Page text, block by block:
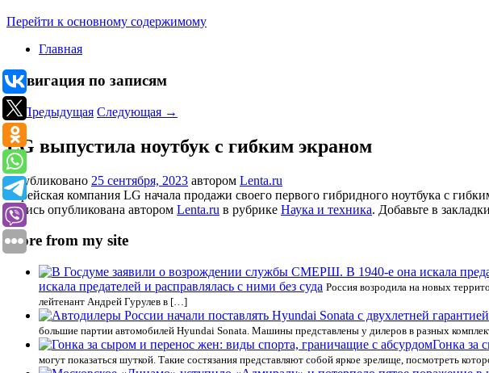
Перейти к основному содержимому
Главная
Навигация по записям
←Предыдущая Следующая →
LG выпустила ноутбук с гибким экраном
Опубликовано 25 сентября, 2023 автором Lenta.ru
Корейская компания LG начала продажи своего первого гибридного ноутбука с
Запись опубликована автором Lenta.ru в рубрике Наука и техника. Добавьте в закладки
More from my site
искала предателей и расправлялась с ними без суда Россия возродила на новых
лейтенант Андрей Гурулев в […]
большие партии автомобилей Hyundai Sonata. Машины представлены у дилеров в разных
Гонка за
могут показаться шуткой. Такие состязания представляют собой яркое зрелище, посмотреть